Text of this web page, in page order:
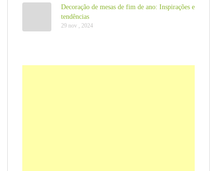
Decoração de mesas de fim de ano: Inspirações e
tendências
29 nov , 2024